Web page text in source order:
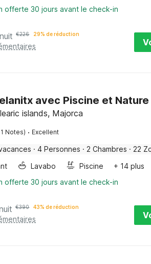
offerte 30 jours avant le check-in
€226 29% de réduction
avec Piscine et Nature
islands, Majorca
Notes) · Excellent
· 4 Personnes · 2 Chambres · 22
Lavabo Piscine
+ 14 plus
offerte 30 jours avant le check-in
€390 43% de réduction